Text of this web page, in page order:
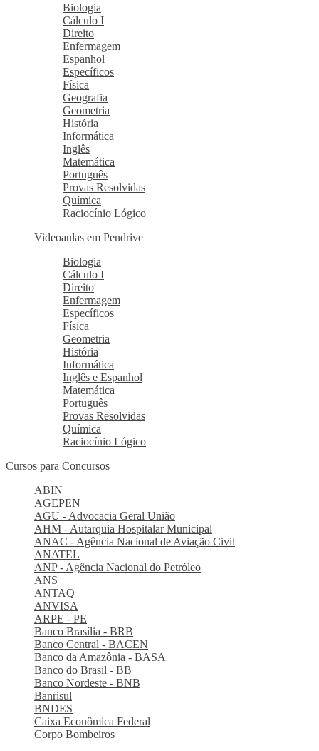
Biologia
Cálculo I
Direito
Enfermagem
Espanhol
Específicos
Física
Geografia
Geometria
História
Informática
Inglês
Matemática
Português
Provas Resolvidas
Química
Raciocínio Lógico
Videoaulas em Pendrive
Biologia
Cálculo I
Direito
Enfermagem
Específicos
Física
Geometria
História
Informática
Inglês e Espanhol
Matemática
Português
Provas Resolvidas
Química
Raciocínio Lógico
Cursos para Concursos
ABIN
AGEPEN
AGU - Advocacia Geral União
AHM - Autarquia Hospitalar Municipal
ANAC - Agência Nacional de Aviação Civil
ANATEL
ANP - Agência Nacional do Petróleo
ANS
ANTAQ
ANVISA
ARPE - PE
Banco Brasília - BRB
Banco Central - BACEN
Banco da Amazônia - BASA
Banco do Brasil - BB
Banco Nordeste - BNB
Banrisul
BNDES
Caixa Econômica Federal
Corpo Bombeiros